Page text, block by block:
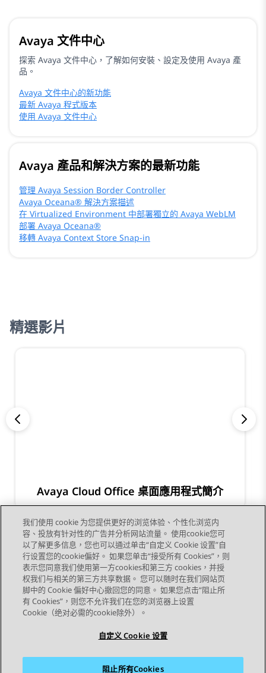
Avaya 文件中心
探索 Avaya 文件中心，了解如何安裝、設定及使用 Avaya 產
品。
Avaya 文件中心的新功能
最新 Avaya 程式版本
使用 Avaya 文件中心
Avaya 產品和解決方案的最新功能
管理 Avaya Session Border Controller
Avaya Oceana® 解決方案描述
在 Virtualized Environment 中部署獨立的 Avaya WebLM
部署 Avaya Oceana®
移轉 Avaya Context Store Snap-in
精選影片
Avaya Cloud Office 桌面應用程式簡介
STAY CONNECTED
我们使用 cookie 为您提供更好的浏览体验、个性化浏览内
容、投放有针对性的广告并分析网站流量。 使用cookie您可
以了解更多信息，您也可以通过单击“自定义 Cookie 设置”自
行设置您的cookie偏好。 如果您单击“接受所有 Cookies”，则
表示您同意我们使用第一方cookies和第三方 cookies，并授
权我们与相关的第三方共享数据。 您可以随时在我们网站页
脚中的 Cookie 偏好中心撤回您的同意。 如果您点击“阻止所
有 Cookies”，则您不允许我们在您的浏览器上设置
Cookie（绝对必需的cookie除外）。
自定义 Cookie 设置
阻止所有Cookies